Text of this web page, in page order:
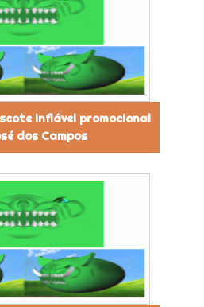
inflável promocional
dos Campos